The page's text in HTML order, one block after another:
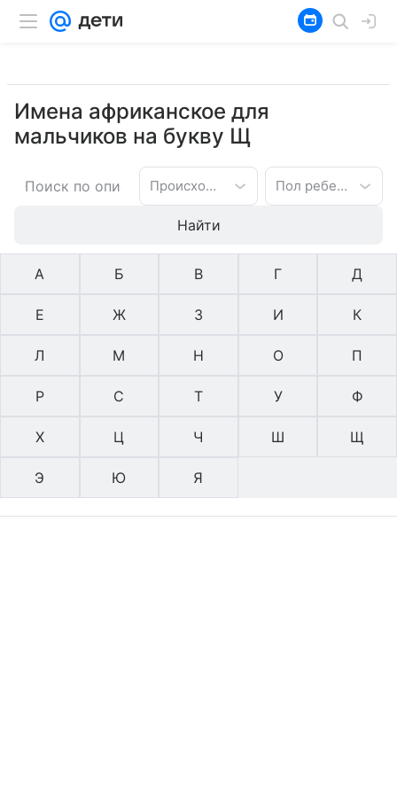
Имена африканское для
мальчиков на букву Щ
Происхождение имени Пол ребенка
Найти
А Б В Г Д
Е Ж З И К
Л М Н О П
Р С Т У Ф
Х Ц Ч Ш Щ
Э Ю Я